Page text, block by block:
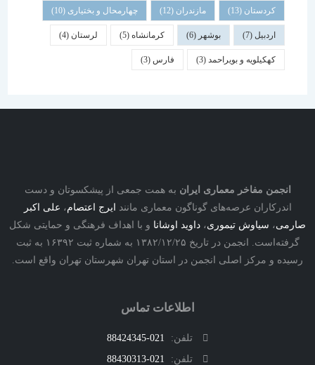
کردستان(13) مازندران(12) چهارمحال و بختیاری (10)
بوشهر کرمانشاه(5) لرستان (4)
کهکیلویه و بویراحمد(3) فارس
مفاخر معماری ایرانبه همت جمعی از پیشکسوتان و دست
عرصه‌های گوناگون معماری مانندایرج اعتصام،علی اکبر
،سیاوش تیموری،داوید اوشانا و با اهداف فرهنگی و حمایتی شکل
گرفته‌است. انجمن در تاریخ ۱۳۸۲/۱۲/۲۵ به شماره ثبت ۱۶۳۹۲ به ثبت
و مرکز اصلی انجمن در استان تهران شهرستان تهران واقع است.
اطلاعات تماس
تلفن:
021-88424345
تلفن:
021-88430313